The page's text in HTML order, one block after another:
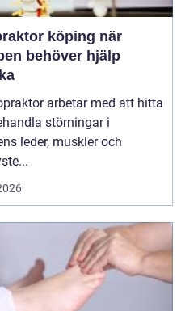
köping när
behöver hjälp
arbetar med att hitta
störningar i
leder, muskler och